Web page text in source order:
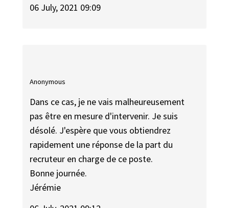
06 July, 2021 09:09
Anonymous
Dans ce cas, je ne vais malheureusement
pas être en mesure d'intervenir. Je suis
désolé. J'espère que vous obtiendrez
rapidement une réponse de la part du
recruteur en charge de ce poste.
Bonne journée.
Jérémie